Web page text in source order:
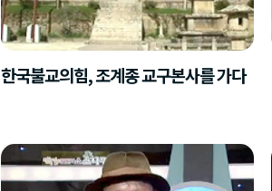
한국불교의힘, 조계종 교구본사를 가다